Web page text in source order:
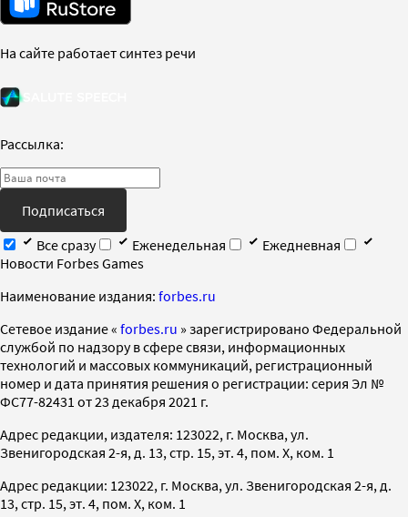
На сайте работает синтез речи
Рассылка:
Подписаться
Все сразу
Еженедельная
Ежедневная
Новости Forbes Games
Наименование издания: forbes.ru
Cетевое издание « forbes.ru » зарегистрировано Федеральной
службой по надзору в сфере связи, информационных
технологий и массовых коммуникаций, регистрационный
номер и дата принятия решения о регистрации: серия Эл №
ФС77-82431 от 23 декабря 2021 г.
Адрес редакции, издателя: 123022, г. Москва, ул.
Звенигородская 2-я, д. 13, стр. 15, эт. 4, пом. X, ком. 1
Адрес редакции: 123022, г. Москва, ул. Звенигородская 2-я, д.
13, стр. 15, эт. 4, пом. X, ком. 1